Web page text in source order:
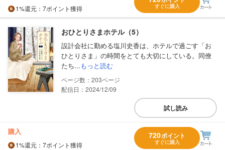
1%還元 ：7ポイント獲得 すぐに購入
おひとりさまホテル（5）
設計会社に勤める塩川史香は、ホテルで過ごす「お
ひとりさま」の時間をとても大切にしている。同僚
たち...もっと読む
203
配信日：2024/12/09
試し読み
購入
1%還元 ：7ポイント獲得
720ポイント
すぐに購入